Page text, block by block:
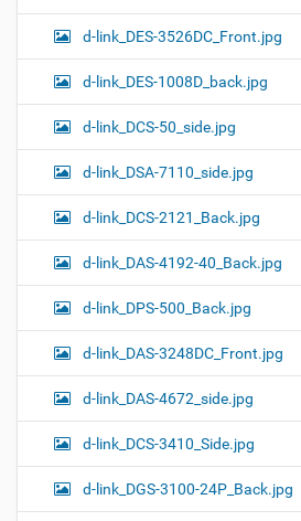
d-link_DES-3526DC_Front.jpg
d-link_DES-1008D_back.jpg
d-link_DCS-50_side.jpg
d-link_DSA-7110_side.jpg
d-link_DCS-2121_Back.jpg
d-link_DAS-4192-40_Back.jpg
d-link_DPS-500_Back.jpg
d-link_DAS-3248DC_Front.jpg
d-link_DAS-4672_side.jpg
d-link_DCS-3410_Side.jpg
d-link_DGS-3100-24P_Back.jpg